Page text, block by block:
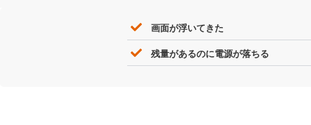
画面が浮いてきた
残量があるのに電源が落ちる